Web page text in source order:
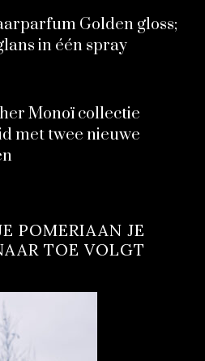
Golden gloss;
in één spray
Monoï collectie
met twee nieuwe
POMERIAAN JE
TOE VOLGT